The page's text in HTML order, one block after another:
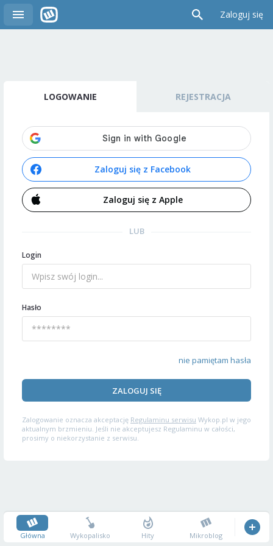
Zaloguj się
LOGOWANIE REJESTRACJA
Zaloguj się z Facebook
Zaloguj się z Apple
LUB
Login
Hasło
nie pamiętam hasła
ZALOGUJ SIĘ
Zalogowanie oznacza akceptację Regulaminu serwisu Wykop.pl w jego
aktualnym brzmieniu. Jeśli nie akceptujesz Regulaminu w całości,
prosimy o niekorzystanie z serwisu.
Główna Wykopalisko Hity Mikroblog